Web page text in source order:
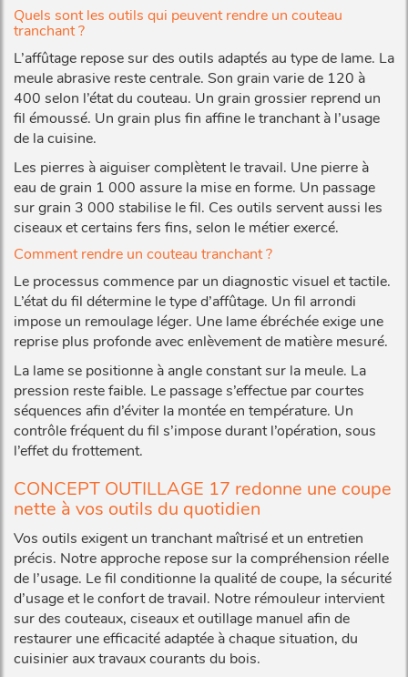
Quels sont les outils qui peuvent rendre un couteau
tranchant ?
L’affûtage repose sur des outils adaptés au type de lame. La
meule abrasive reste centrale. Son grain varie de 120 à
400 selon l’état du couteau. Un grain grossier reprend un
fil émoussé. Un grain plus fin affine le tranchant à l’usage
de la cuisine.
Les pierres à aiguiser complètent le travail. Une pierre à
eau de grain 1 000 assure la mise en forme. Un passage
sur grain 3 000 stabilise le fil. Ces outils servent aussi les
ciseaux et certains fers fins, selon le métier exercé.
Comment rendre un couteau tranchant ?
Le processus commence par un diagnostic visuel et tactile.
L’état du fil détermine le type d’affûtage. Un fil arrondi
impose un remoulage léger. Une lame ébréchée exige une
reprise plus profonde avec enlèvement de matière mesuré.
La lame se positionne à angle constant sur la meule. La
pression reste faible. Le passage s’effectue par courtes
séquences afin d’éviter la montée en température. Un
contrôle fréquent du fil s’impose durant l’opération, sous
l’effet du frottement.
CONCEPT OUTILLAGE 17 redonne une coupe
nette à vos outils du quotidien
Vos outils exigent un tranchant maîtrisé et un entretien
précis. Notre approche repose sur la compréhension réelle
de l’usage. Le fil conditionne la qualité de coupe, la sécurité
d’usage et le confort de travail. Notre rémouleur intervient
sur des couteaux, ciseaux et outillage manuel afin de
restaurer une efficacité adaptée à chaque situation, du
cuisinier aux travaux courants du bois.